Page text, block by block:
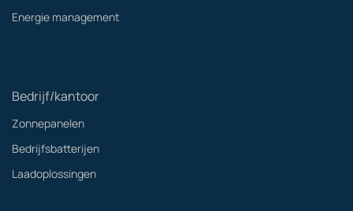
Energie management
Bedrijf/kantoor
Zonnepanelen
Bedrijfsbatterijen
Laadoplossingen